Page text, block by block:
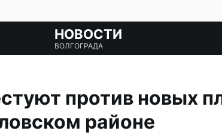
НОВОСТИ
ВОЛГОГРАДА
против новых
районе